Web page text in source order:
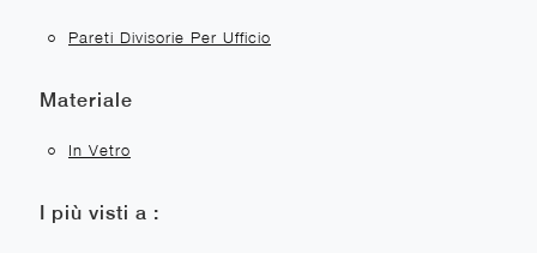
Pareti Divisorie Per Ufficio
Materiale
In Vetro
I più visti a :